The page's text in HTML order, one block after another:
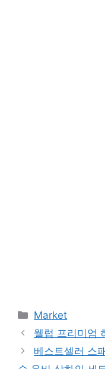
Categories
Market
웰럽 프리미엄
베스트셀러 스